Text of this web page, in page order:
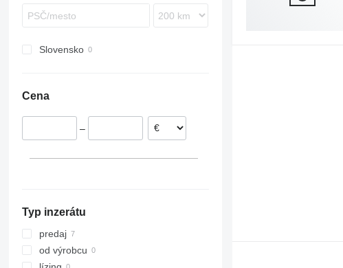
AP
Slovensko
Cena
–
Typ inzerátu
predaj
od výrobcu